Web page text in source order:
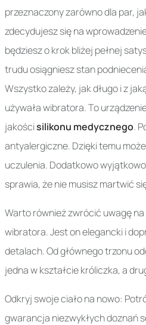
przeznaczony zarówno dla par,
zdecydujesz się na
będziesz o krok bliżej pełnej
trudu osiągniesz stan
Wszystko zależy, jak długo i z
używała wibratora. To
jakościsilikonu medycznego.
antyalergiczne. Dzięki temu
uczulenia. Dodatkowo
sprawia, że nie musisz martwić
Warto również zwrócić uwagę
wibratora. Jest on elegancki i
detalach. Od głównego trzonu
jedna w kształcie króliczka, a
Odkryj swoje ciało na nowo:
gwarancja niezwykłych doznań